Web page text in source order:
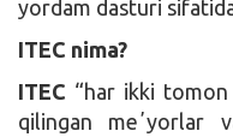
yordam dasturi
ITEC nima?
ITEC “har ikki
qilingan meʼyorlar